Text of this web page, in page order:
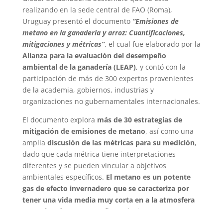
realizando en la sede central de FAO (Roma),
Uruguay presentó el documento “Emisiones de
metano en la ganadería y arroz: Cuantificaciones,
mitigaciones y métricas”, el cual fue elaborado por la
Alianza para la evaluación del desempeño
ambiental de la ganadería (LEAP), y contó con la
participación de más de 300 expertos provenientes
de la academia, gobiernos, industrias y
organizaciones no gubernamentales internacionales.
El documento explora más de 30 estrategias de
mitigación de emisiones de metano, así como una
amplia discusión de las métricas para su medición,
dado que cada métrica tiene interpretaciones
diferentes y se pueden vincular a objetivos
ambientales específicos. El metano es un potente
gas de efecto invernadero que se caracteriza por
tener una vida media muy corta en a la atmosfera